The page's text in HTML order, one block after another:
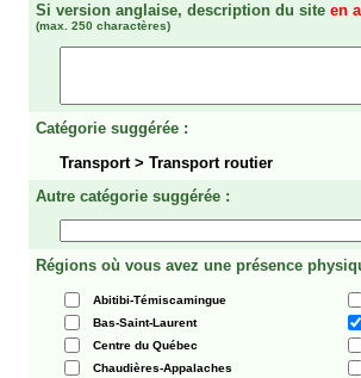
Si version anglaise, description du site en
(max. 250 charactères)
Catégorie suggérée :
Transport > Transport routier
Autre catégorie suggérée :
Régions où vous avez une présence
Abitibi-Témiscamingue
Bas-Saint-Laurent
Centre du Québec
Chaudières-Appalaches